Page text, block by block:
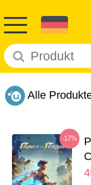
Alle
-17%